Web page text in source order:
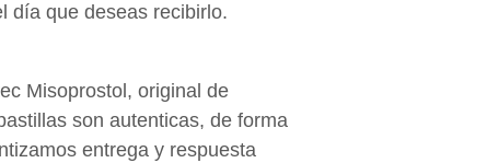
día que deseas recibirlo.
Misoprostol, original de
son autenticas, de forma
entrega y respuesta